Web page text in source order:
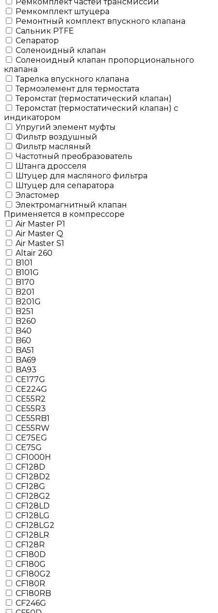
Ремкомплект штуцера
Ремонтный комплект впускного клапана
Сальник PTFE
Сепаратор
Соленоидный клапан
Соленоидный клапан пропорционального
клапана
Тарелка впускного клапана
Термоэлемент для термостата
Теромстат (термостатический клапан)
Теромстат (термостатический клапан) с
индикатором
Упругий элемент муфты
Фильтр воздушный
Фильтр масляный
Частотный преобразователь
Штанга дросселя
Штуцер для масляного фильтра
Штуцер для сепаратора
Эластомер
Электромагнитный клапан
Применяется в компрессоре
Air Master P1
Air Master Q
Air Master S1
Altair 260
B101
B101G
B170
B201
B201G
B251
B260
B40
B60
BA51
BA69
BA93
CE177G
CE224G
CE55R2
CE55R3
CE55RB1
CE55RW
CE75EG
CE75G
CF1000H
CF128D
CF128D2
CF128G
CF128G2
CF128LD
CF128LG
CF128LG2
CF128LR
CF128R
CF180D
CF180G
CF180G2
CF180R
CF180RB
CF246G